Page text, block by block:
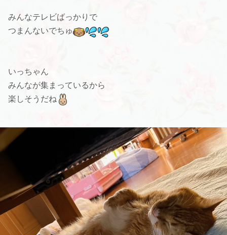
みんなテレビばっかりで
つまんないでちゅ
いっちゃん
みんなが集まっているから
楽しそうだね